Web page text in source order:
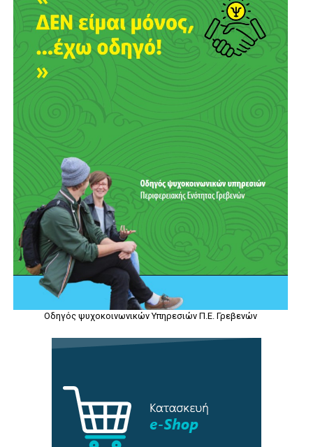
Οδηγός ψυχοκοινωνικών Υπηρεσιών Π.Ε. Γρεβενών